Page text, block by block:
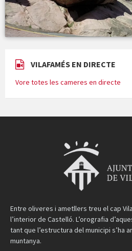
VILAFAMÉS EN DIRECTE
Vore totes les cameres en directe
Entre oliveres i ametllers treu el cap
l’interior de Castelló. L’orografia
tant que l’estructura del municipi s’ha
muntanya.